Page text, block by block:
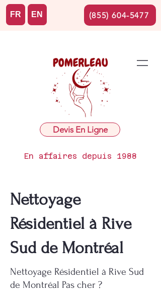
Devis En Ligne
En affaires depuis 1988
FR EN (855) 604-5477
Nettoyage
Résidentiel à Rive
Sud de Montréal
Nettoyage Résidentiel à Rive Sud
de Montréal Pas cher ?